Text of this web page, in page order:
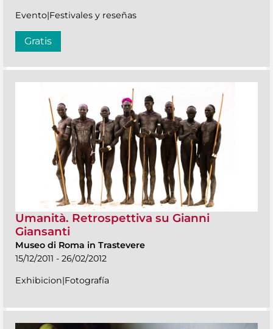
Evento|Festivales y reseñas
Gratis
Umanità. Retrospettiva su Gianni
Giansanti
Museo di Roma in Trastevere
15/12/2011 - 26/02/2012
Exhibicion|Fotografía